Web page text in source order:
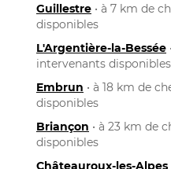
Guillestre • à 7 km de
disponibles
L'Argentière-la-Bessée
intervenants disponibles
Embrun • à 18 km de
disponibles
Briançon • à 23 km de
disponibles
Châteauroux-les-Alpes